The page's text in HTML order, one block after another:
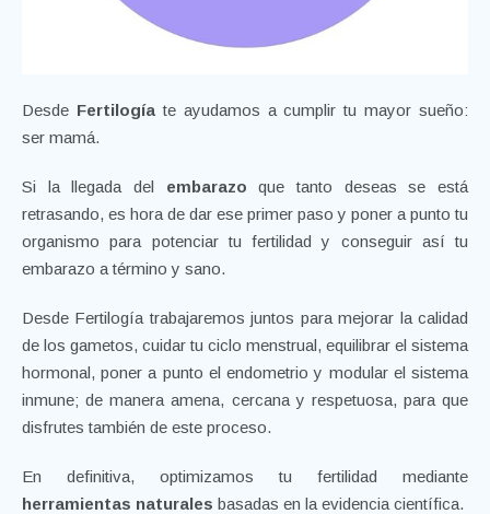
Desde Fertilogíate ayudamos a cumplir tu mayor sueño:
ser mamá.
Si la llegada del embarazo que tanto deseas se está
retrasando, es hora de dar ese primer paso y poner a punto tu
organismo para potenciar tu fertilidad y conseguir así tu
embarazo a término y sano.
Desde Fertilogía trabajaremos juntos para mejorar la calidad
de los gametos, cuidar tu ciclo menstrual, equilibrar el sistema
hormonal, poner a punto el endometrio y modular el sistema
inmune; de manera amena, cercana y respetuosa, para que
disfrutes también de este proceso.
En definitiva, optimizamos tu fertilidad mediante
herramientas naturales basadas en la evidencia científica.